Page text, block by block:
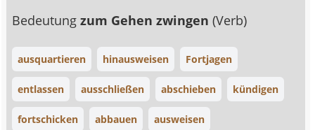
Bedeutungzum Gehen zwingen(Verb)
ausquartieren hinausweisen Fortjagen
entlassen ausschließen abschieben kündigen
fortschicken abbauen ausweisen